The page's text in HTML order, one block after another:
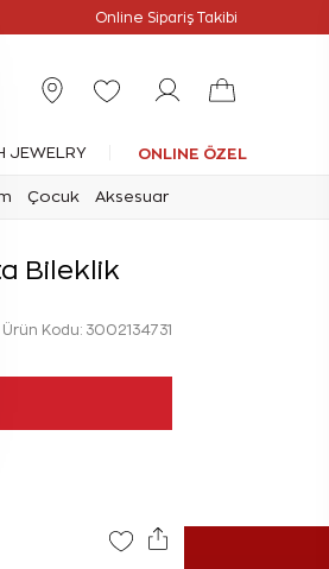
Online Sipariş Takibi
JEWELRY ONLINE ÖZEL
Çocuk Aksesuar
Bileklik
Ürün Kodu: 3002134731